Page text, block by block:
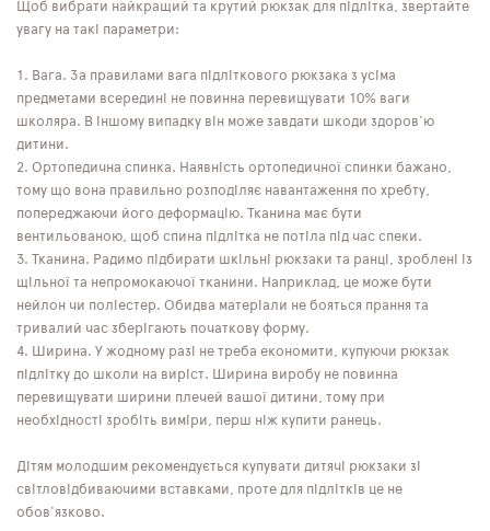
Щоб вибрати найкращий та крутий рюкзак для підлітка, звертайте
увагу на такі параметри:
Вага. За правилами вага підліткового рюкзака з усіма
предметами всередині не повинна перевищувати 10% ваги
школяра. В іншому випадку він може завдати шкоди здоров'ю
дитини.
Ортопедична спинка. Наявність ортопедичної спинки бажано,
тому що вона правильно розподіляє навантаження по хребту,
попереджаючи його деформацію. Тканина має бути
вентильованою, щоб спина підлітка не потіла під час спеки.
Тканина. Радимо підбирати шкільні рюкзаки та ранці, зроблені із
щільної та непромокаючої тканини. Наприклад, це може бути
нейлон чи поліестер. Обидва матеріали не бояться прання та
тривалий час зберігають початкову форму.
Ширина. У жодному разі не треба економити, купуючи рюкзак
підлітку до школи на виріст. Ширина виробу не повинна
перевищувати ширини плечей вашої дитини, тому при
необхідності зробіть виміри, перш ніж купити ранець.
Дітям молодшим рекомендується купувати дитячі рюкзаки зі
світловідбиваючими вставками, проте для підлітків це не
обов'язково.